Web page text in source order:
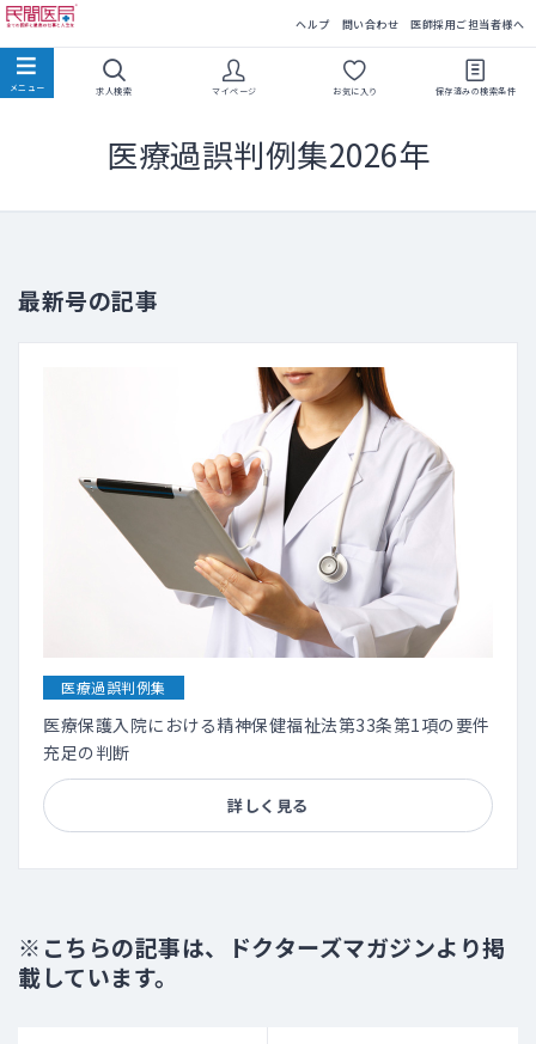
ヘルプ 問い合わせ 医師採用ご担当者様へ
求人検索 マイページ お気に入り 保存済みの検索条件
医療過誤判例集2026年
最新号の記事
医療過誤判例集
医療保護入院における精神保健福祉法第33条第1項の要件
充足の判断
詳しく見る
※こちらの記事は、ドクターズマガジンより掲
載しています。